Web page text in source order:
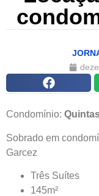
Condomínio:
Sobrado em
Garcez
Três Suítes
145m²